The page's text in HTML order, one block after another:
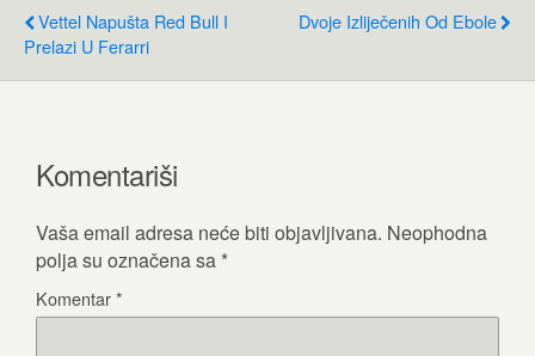
Vettel Napušta Red Bull I
Prelazi U Ferarri
Dvoje Izliječenih Od Ebole
Komentariši
Vaša email adresa neće biti objavljivana. Neophodna
polja su označena sa *
Komentar*